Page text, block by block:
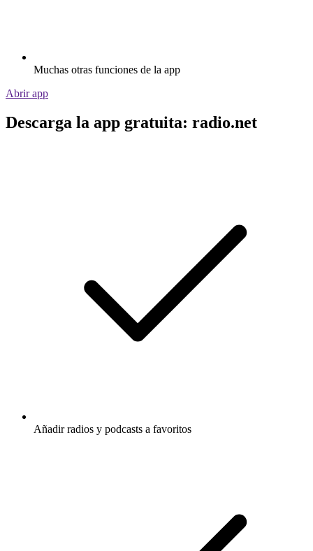
Muchas otras funciones de la app
Abrir app
Descarga la app gratuita: radio.net
Añadir radios y podcasts a favoritos